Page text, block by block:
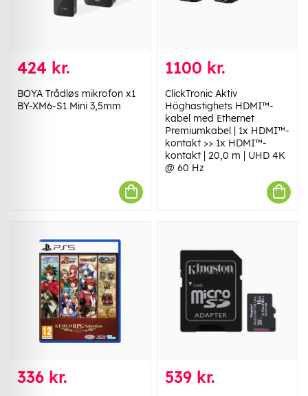
424 kr.
BOYA Trådløs mikrofon x1
BY-XM6-S1 Mini 3,5mm
1100 kr.
ClickTronic Aktiv
Höghastighets HDMI™-
kabel med Ethernet
Premiumkabel | 1x HDMI™-
kontakt >> 1x HDMI™-
kontakt | 20,0 m | UHD 4K
@ 60 Hz
336 kr. 539 kr.